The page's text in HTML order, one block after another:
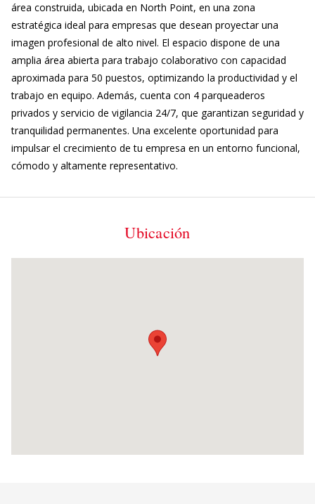
área construida, ubicada en North Point, en una zona
estratégica ideal para empresas que desean proyectar una
imagen profesional de alto nivel. El espacio dispone de una
amplia área abierta para trabajo colaborativo con capacidad
aproximada para 50 puestos, optimizando la productividad y el
trabajo en equipo. Además, cuenta con 4 parqueaderos
privados y servicio de vigilancia 24/7, que garantizan seguridad y
tranquilidad permanentes. Una excelente oportunidad para
impulsar el crecimiento de tu empresa en un entorno funcional,
cómodo y altamente representativo.
Ubicación